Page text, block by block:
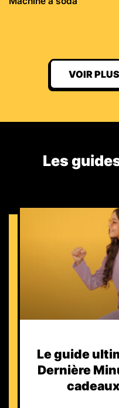
VOIR
Les
Le guide
Dernière